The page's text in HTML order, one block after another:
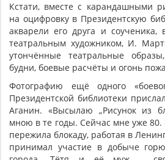
Кстати, вместе с карандашными
на оцифровку в Президентскую
акварели его друга и соученика,
театральным художником, И.
утончённые театральные
будни, боевые расчёты и огонь
Фотографию ещё одного
Президентской библиотеки
Аганин. «Высылаю „Рисунок из
мною в те годы. Сейчас мне уже
пережила блокаду, работая в
принимал участие в добыче